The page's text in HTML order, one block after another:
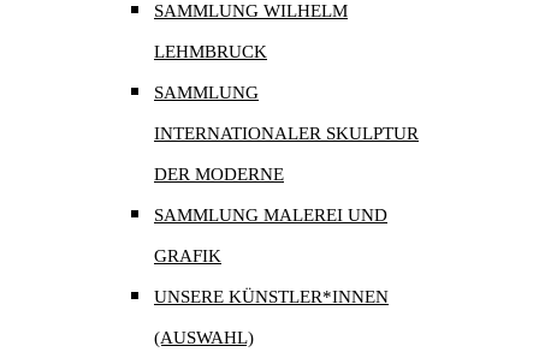
SAMMLUNG WILHELM
LEHMBRUCK
SAMMLUNG
INTERNATIONALER SKULPTUR
DER MODERNE
SAMMLUNG MALEREI UND
GRAFIK
UNSERE KÜNSTLER*INNEN
(AUSWAHL)